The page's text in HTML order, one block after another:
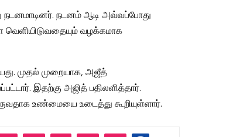
நடனமாடினர். நடனம் ஆடி அவ்வப்போது
வழக்கமாக
முதல் முறையாக, அஜீத்
இதற்கு அஜித் பதிலளித்தார்.
உண்மையை உடைத்து கூறியுள்ளார்.